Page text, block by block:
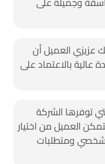
عزيزي العميل أن
عالية بالاعتماد على
توفرها الشركة
العميل من اختيار
ومتطلبات